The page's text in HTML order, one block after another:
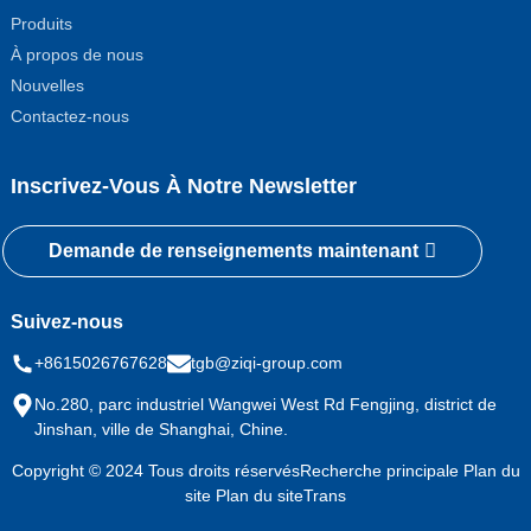
Produits
À propos de nous
Nouvelles
Contactez-nous
Inscrivez-Vous À Notre Newsletter
Demande de renseignements maintenant
Suivez-nous
+8615026767628 tgb@ziqi-group.com
No.280, parc industriel Wangwei West Rd Fengjing, district de
Jinshan, ville de Shanghai, Chine.
Copyright © 2024 Tous droits réservésRecherche principale Plan du
site Plan du siteTrans